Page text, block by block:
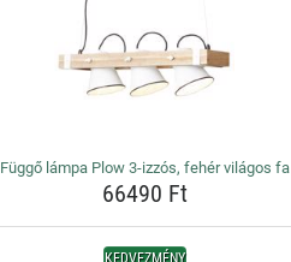
Függő lámpa Plow 3-izzós, fehér világos fa
66490 Ft
KEDVEZMÉNY